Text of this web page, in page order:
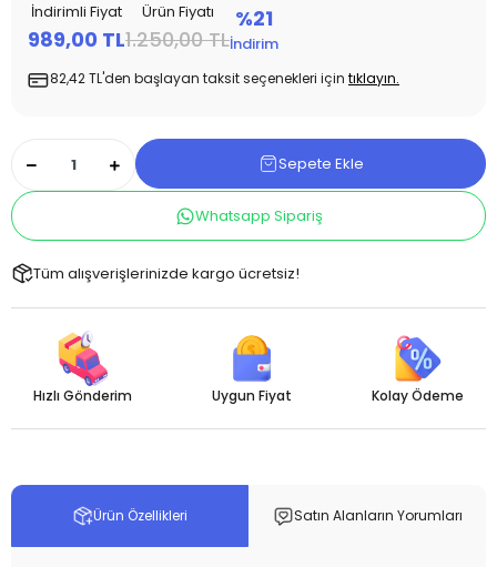
İndirimli Fiyat
989,00 TL
Ürün Fiyatı
1.250,00 TL
%21
İndirim
82,42 TL'den başlayan taksit seçenekleri için tıklayın.
Sepete Ekle
Whatsapp Sipariş
Tüm alışverişlerinizde kargo ücretsiz!
Hızlı Gönderim Uygun Fiyat Kolay Ödeme
Ürün Özellikleri Satın Alanların Yorumları